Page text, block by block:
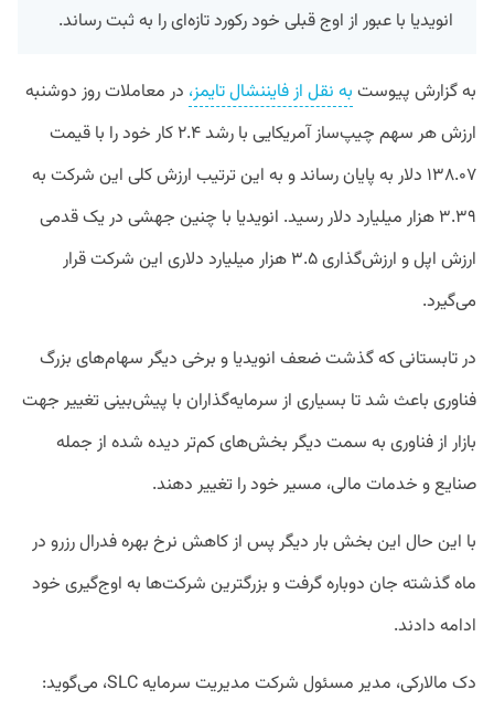
انویدیا با عبور از اوج قبلی خود رکورد تازه‌ای را به ثبت رساند.
به گزارش پیوست به نقل از فایننشال تایمز، در معاملات روز دوشنبه
ارزش هر سهم چیپ‌ساز آمریکایی با رشد ۲.۴ کار خود را با قیمت
۱۳۸.۰۷ دلار به پایان رساند و به این ترتیب ارزش کلی این شرکت به
۳.۳۹ هزار میلیارد دلار رسید. انویدیا با چنین جهشی در یک قدمی
ارزش اپل و ارزش‌گذاری ۳.۵ هزار میلیارد دلاری این شرکت قرار
می‌گیرد.
در تابستانی که گذشت ضعف انویدیا و برخی دیگر سهام‌های بزرگ
فناوری باعث شد تا بسیاری از سرمایه‌گذاران با پیش‌بینی تغییر جهت
بازار از فناوری به سمت دیگر بخش‌های کم‌تر دیده شده از جمله
صنایع و خدمات مالی، مسیر خود را تغییر دهند.
با این حال این بخش بار دیگر پس از کاهش نرخ بهره فدرال رزرو در
ماه گذشته جان دوباره گرفت و بزرگترین شرکت‌ها به اوج‌گیری خود
ادامه دادند.
دک مالارکی، مدیر مسئول شرکت مدیریت سرمایه SLC، می‌گوید: